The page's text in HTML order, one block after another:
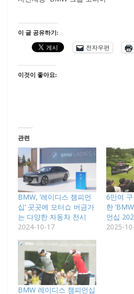
이 글 공유하기:
전자우편
이것이 좋아요:
관련
BMW, ‘레이디스 챔피언
십’ 곳곳에 모터쇼 버금가
는 다양한 자동차 전시
2024-10-17
6만여
한
언십
2025-
BMW 레이디스 챔피언십